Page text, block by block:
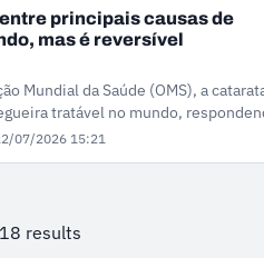
principais causas de
mas é reversível
Mundial da Saúde (OMS), a
tratável no mundo,
o equivalente a quase 20 milhões
07/2026 15:21
18 results